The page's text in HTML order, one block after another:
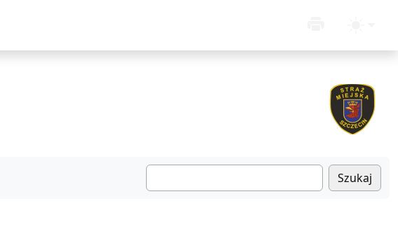
Szukaj